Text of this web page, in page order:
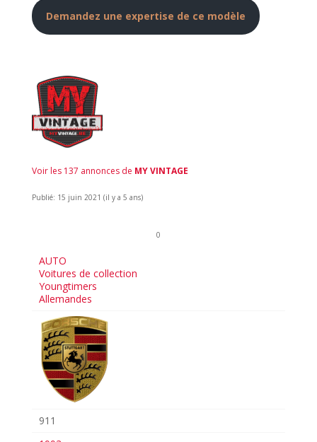
Demandez une expertise de ce modèle
Voir les 137 annonces de MY VINTAGE
Publié: 15 juin 2021 (il y a 5 ans)
0
AUTO
Voitures de collection
Youngtimers
Allemandes
911